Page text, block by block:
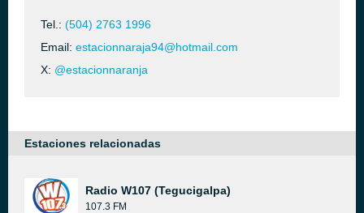
Tel.: (504) 2763 1996
Email: estacionnaraja94@hotmail.com
X: @estacionnaranja
Estaciones relacionadas
Radio W107 (Tegucigalpa)
107.3 FM